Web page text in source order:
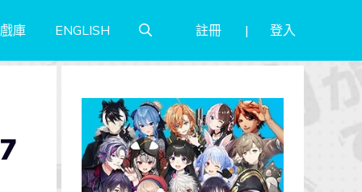
庫 ENGLISH 註冊 登入